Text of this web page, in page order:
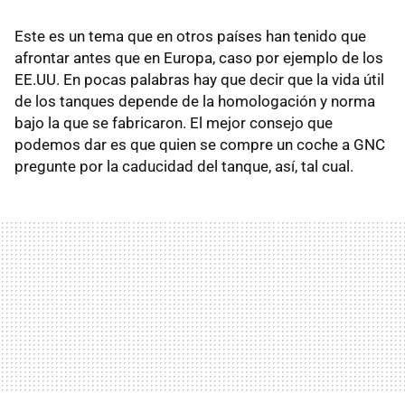
Este es un tema que en otros países han tenido que
afrontar antes que en Europa, caso por ejemplo de los
EE.UU. En pocas palabras hay que decir que la vida útil
de los tanques depende de la homologación y norma
bajo la que se fabricaron. El mejor consejo que
podemos dar es que quien se compre un coche a GNC
pregunte por la caducidad del tanque, así, tal cual.